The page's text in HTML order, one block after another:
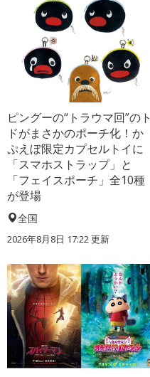
ピングーの“トラウマ回”のト
ドがまさかのポーチ化！か
ぷえぼ限定カプセルトイに
「スマホストラップ」と
「フェイスポーチ」全10種
が登場
全国
2026年8月8日 17:22更新